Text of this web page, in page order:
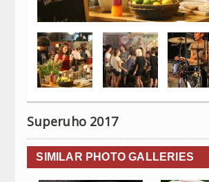
Superuho 2017
SIMILAR PHOTO GALLERIES